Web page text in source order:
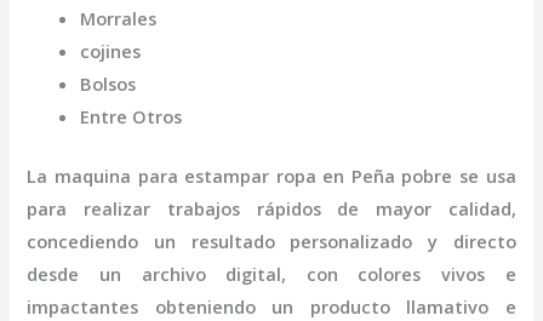
Morrales
cojines
Bolsos
Entre Otros
La maquina para estampar ropa en Peña pobre se usa
para realizar trabajos rápidos de mayor calidad,
concediendo un resultado personalizado y directo
desde un archivo digital, con colores vivos e
impactantes obteniendo un producto llamativo e